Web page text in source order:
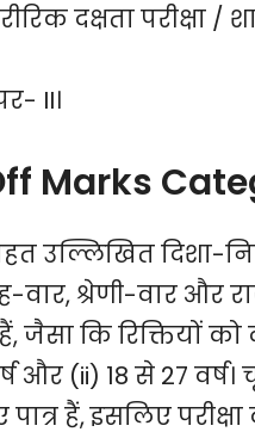
दक्षता परीक्षा /
II।
Marks
उल्लिखित दिशा-
श्रेणी-वार और
जैसा कि रिक्तियों
और (ii) 18 से 27
हैं, इसलिए